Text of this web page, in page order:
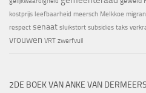
kostprijs leefbaarheid meersch Melkkoe
respect senaat sluikstort subsidies taks
vrouwen VRT zwerfvuil
2DE BOEK VAN ANKE VAN